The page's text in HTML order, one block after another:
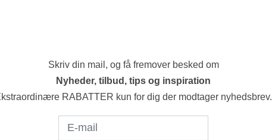
Skriv din mail, og få fremover besked om
Nyheder, tilbud, tips og inspiration
RABATTER kun for dig der modtager nyhedsbrev.